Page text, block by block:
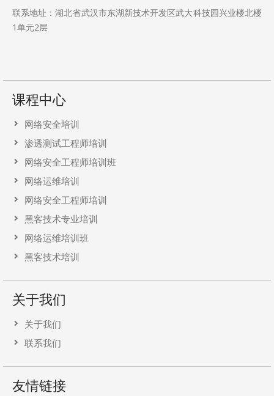
联系地址：湖北省武汉市东湖新技术开发区武大科技园兴业楼北楼
1单元2层
课程中心
网络安全培训
渗透测试工程师培训
网络安全工程师培训班
网络运维培训
网络安全工程师培训
黑客技术专业培训
网络运维培训班
黑客技术培训
关于我们
关于我们
联系我们
友情链接